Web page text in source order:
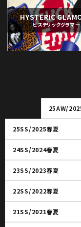
HYSTERIC
ヒステリックグラマー
25AW/
25SS/2025春夏
24SS/2024春夏
23SS/2023春夏
22SS/2022春夏
21SS/2021春夏